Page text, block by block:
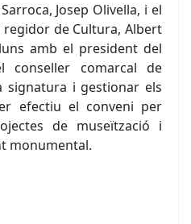
Josep Olivella, i el
de Cultura, Albert
amb el president del
conseller comarcal de
signatura i gestionar els
efectiu el conveni per
de museïtzació i
monumental.